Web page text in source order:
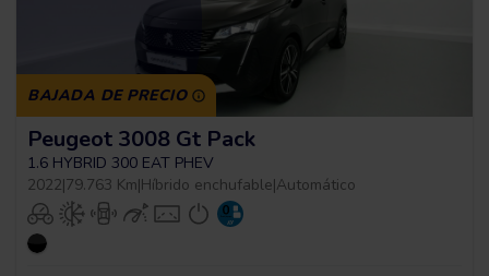
BAJADA DE PRECIO
Peugeot 3008 Gt Pack
1.6 HYBRID 300 EAT PHEV
2022|79.763 Km|Híbrido enchufable|Automático